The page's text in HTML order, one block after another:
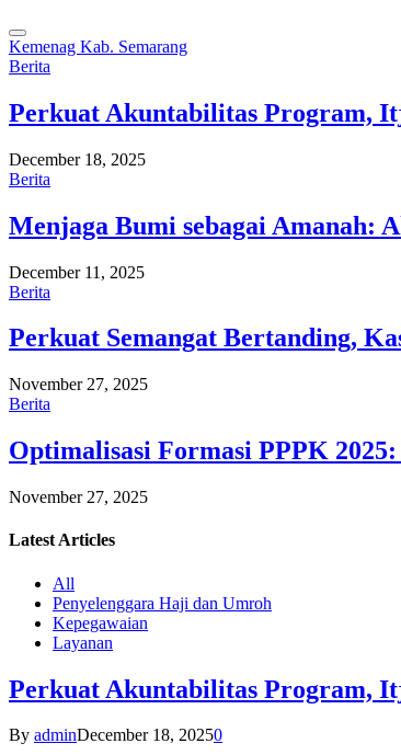
Kemenag Kab. Semarang
Berita
Perkuat Akuntabilitas Program,
December 18, 2025
Berita
Menjaga Bumi sebagai Amanah:
December 11, 2025
Berita
Perkuat Semangat Bertanding,
November 27, 2025
Berita
Optimalisasi Formasi PPPK
November 27, 2025
Latest Articles
All
Penyelenggara Haji dan Umroh
Kepegawaian
Layanan
Perkuat Akuntabilitas Program,
By adminDecember 18, 20250